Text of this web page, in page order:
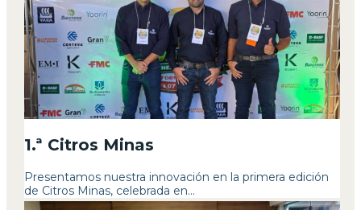
1.ª Citros Minas
Presentamos nuestra innovación en la primera edición
de Citros Minas, celebrada en...